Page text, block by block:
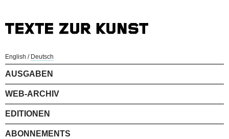
English / Deutsch
AUSGABEN
WEB-ARCHIV
EDITIONEN
ABONNEMENTS